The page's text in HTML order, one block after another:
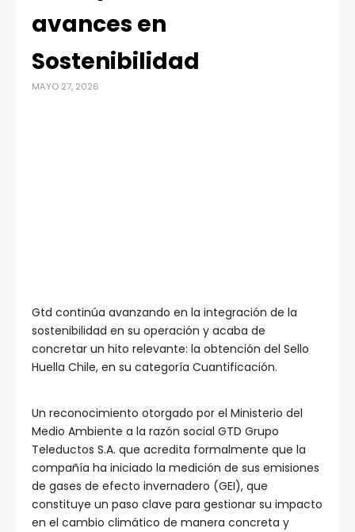
avances en
Sostenibilidad
MAYO 27, 2026
Gtd continúa avanzando en la integración de la
sostenibilidad en su operación y acaba de
concretar un hito relevante: la obtención del Sello
Huella Chile, en su categoría Cuantificación.
Un reconocimiento otorgado por el Ministerio del
Medio Ambiente a la razón social GTD Grupo
Teleductos S.A. que acredita formalmente que la
compañía ha iniciado la medición de sus emisiones
de gases de efecto invernadero (GEI), que
constituye un paso clave para gestionar su impacto
en el cambio climático de manera concreta y